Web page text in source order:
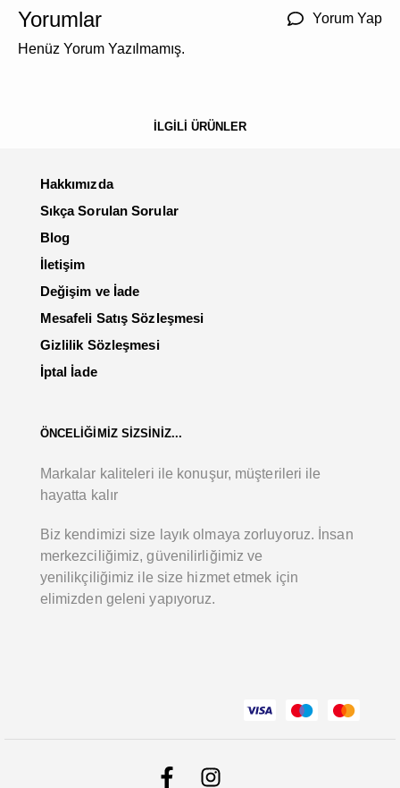
Yorumlar
Yorum Yap
Henüz Yorum Yazılmamış.
İLGİLİ ÜRÜNLER
Hakkımızda
Sıkça Sorulan Sorular
Blog
İletişim
Değişim ve İade
Mesafeli Satış Sözleşmesi
Gizlilik Sözleşmesi
İptal İade
ÖNCELİĞİMİZ SİZSİNİZ...
Markalar kaliteleri ile konuşur, müşterileri ile
hayatta kalır
Biz kendimizi size layık olmaya zorluyoruz. İnsan
merkezciliğimiz, güvenilirliğimiz ve
yenilikçiliğimiz ile size hizmet etmek için
elimizden geleni yapıyoruz.